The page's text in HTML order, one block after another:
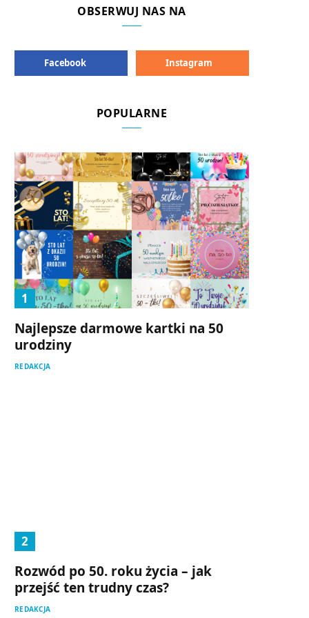
OBSERWUJ NAS NA
Facebook Instagram
POPULARNE
Najlepsze darmowe kartki na 50
urodziny
REDAKCJA
Rozwód po 50. roku życia – jak
przejść ten trudny czas?
REDAKCJA